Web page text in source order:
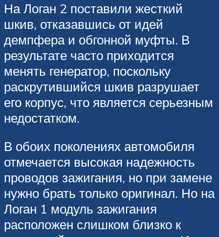
На Логан 2 поставили жесткий
шкив, отказавшись от идей
демпфера и обгонной муфты. В
результате часто приходится
менять генератор, поскольку
раскрутившийся шкив разрушает
его корпус, что является серьезным
недостатком.
В обоих поколениях автомобиля
отмечается высокая надежность
проводов зажигания, но при замене
нужно брать только оригинал. Но на
Логан 1 модуль зажигания
расположен слишком близко к